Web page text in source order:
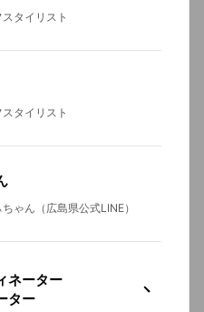
タイリスト
タイリスト
ゃん（広島県公式LINE）
ネーター
ター